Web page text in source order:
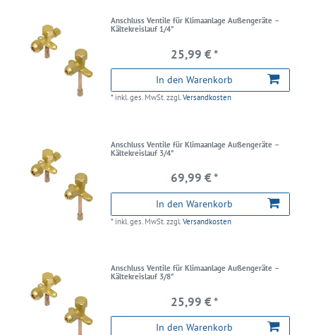
Anschluss Ventile für Klimaanlage Außengeräte –
Kältekreislauf 1/4"
25,99 € *
In den Warenkorb
* inkl. ges. MwSt.zzgl.Versandkosten
Anschluss Ventile für Klimaanlage Außengeräte –
Kältekreislauf 3/4"
69,99 € *
In den Warenkorb
* inkl. ges. MwSt. zzgl.Versandkosten
Anschluss Ventile für Klimaanlage Außengeräte –
Kältekreislauf 3/8"
25,99 € *
In den Warenkorb